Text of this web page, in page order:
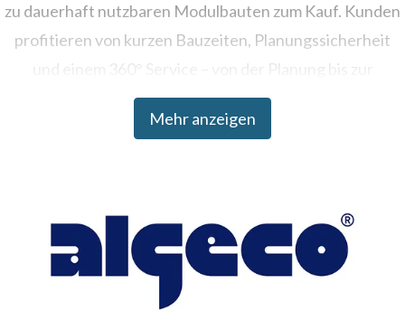
Mehr anzeigen
zu dauerhaft nutzbaren Modulbauten zum Kauf. Kunden
profitieren von kurzen Bauzeiten, Planungssicherheit
und einem 360° Service – von der Planung bis zur
Umsetzung.
Algeco ist Teil der Modulaire Group, die in über 20
Weitere Informationen: www.algeco.de